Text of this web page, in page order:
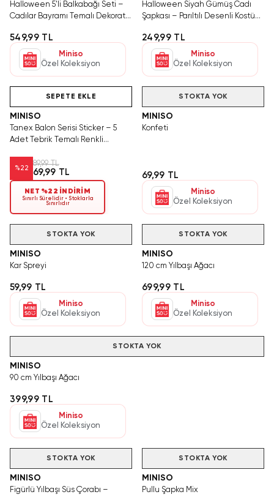
Halloween 5'li Balkabağı Seti –
Cadılar Bayramı Temalı Dekoratif
549,99 TL
Miniso
Özel Koleksiyon
Halloween Siyah Gümüş Cadı
Şapkası – Parıltılı Desenli Kostüm
249,99 TL
Miniso
Özel Koleksiyon
SEPETE EKLE
MINISO
Tanex Balon Serisi Sticker – 5
Adet Tebrik Temalı Renkli
%22
89,99 TL
69,99 TL
NET %22 İNDİRİM
Sınırlı Sürelidir • Stoklarla
Sınırlıdır
STOKTA YOK
MINISO
Konfeti
69,99 TL
Miniso
Özel Koleksiyon
STOKTA YOK
MINISO
Kar Spreyi
59,99 TL
Miniso
Özel Koleksiyon
STOKTA YOK
MINISO
120 cm Yılbaşı Ağacı
699,99 TL
Miniso
Özel Koleksiyon
STOKTA YOK
MINISO
90 cm Yılbaşı Ağacı
399,99 TL
Miniso
Özel Koleksiyon
STOKTA YOK
MINISO
Figürlü Yılbaşı Süs Çorabı –
STOKTA YOK
MINISO
Pullu Şapka Mix